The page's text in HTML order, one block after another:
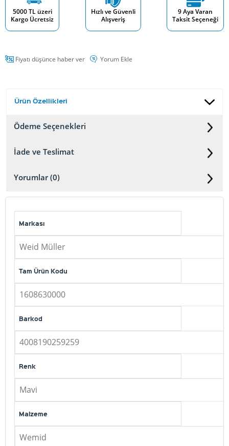
5000 TL üzeri
Kargo Ücretsiz
Hızlı ve Güvenli
Alışveriş
9 Aya Varan
Taksit Seçeneği
Fiyatı düşünce haber ver Yorum Ekle
Ürün Özellikleri
Ödeme Seçenekleri
İade ve Teslimat
Yorumlar (0)
Markası
Weid Müller
Tam Ürün Kodu
1608630000
Barkod
4008190259259
Renk
Mavi
Malzeme
Wemid